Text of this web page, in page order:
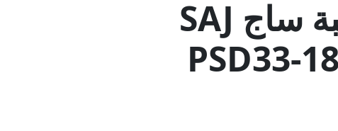
انفرتر تشغيل طلمبة ساج SAJ